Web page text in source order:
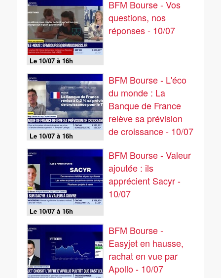
Le 10/07 à 16h
BFM Bourse - Vos
questions, nos
réponses - 10/07
Le 10/07 à 16h
BFM Bourse - L'éco
du monde : La
Banque de France
relève sa prévision
de croissance - 10/07
Le 10/07 à 16h
BFM Bourse - Valeur
ajoutée : ils
apprécient Sacyr -
10/07
BFM Bourse -
Easyjet en hausse,
rachat en vue par
Apollo - 10/07